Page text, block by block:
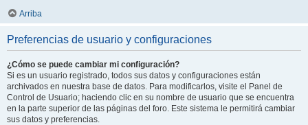
Arriba
Preferencias de usuario y configuraciones
¿Cómo se puede cambiar mi configuración?
Si es un usuario registrado, todos sus datos y configuraciones están
archivados en nuestra base de datos. Para modificarlos, visite el Panel de
Control de Usuario; haciendo clic en su nombre de usuario que se encuentra
en la parte superior de las páginas del foro. Este sistema le permitirá cambiar
sus datos y preferencias.